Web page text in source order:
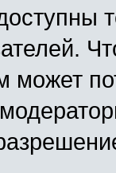
может